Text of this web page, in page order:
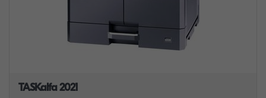
TASKalfa 2021